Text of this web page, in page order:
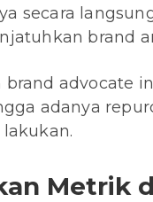
secara
brand
brand advocate
adanya
Metrik